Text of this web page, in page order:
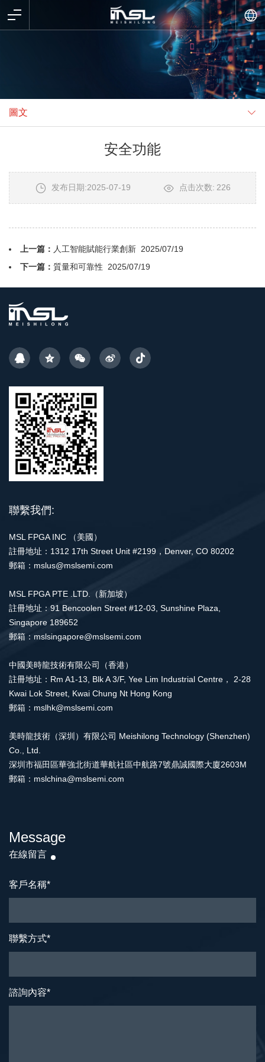
圖文
安全功能
发布日期:2025-07-19 点击次数: 226
上一篇： 人工智能賦能行業創新 2025/07/19
下一篇： 質量和可靠性 2025/07/19
聯繫我們:
MSL FPGA INC （美國）
註冊地址：1312 17th Street Unit #2199，Denver, CO 80202
郵箱：mslus@mslsemi.com
MSL FPGA PTE .LTD.（新加坡）
註冊地址：91 Bencoolen Street #12-03, Sunshine Plaza,
Singapore 189652
郵箱：mslsingapore@mslsemi.com
中國美時龍技術有限公司（香港）
註冊地址：Rm A1-13, Blk A 3/F, Yee Lim Industrial Centre， 2-28
Kwai Lok Street, Kwai Chung Nt Hong Kong
郵箱：mslhk@mslsemi.com
美時龍技術（深圳）有限公司 Meishilong Technology (Shenzhen)
Co., Ltd.
深圳市福田區華強北街道華航社區中航路7號鼎誠國際大廈2603M
郵箱：mslchina@mslsemi.com
Message
在線留言
客戶名稱*
聯繫方式*
諮詢內容*